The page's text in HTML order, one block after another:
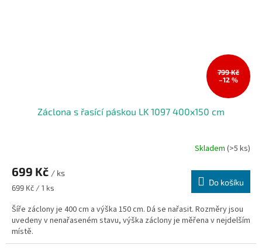
799 Kč
–12 %
Záclona s řasící páskou LK 1097 400x150 cm
Skladem (>5 ks)
699 Kč / ks
Měrná
699 Kč / 1 ks
Do košíku
Šíře záclony je 400 cm a výška 150 cm. Dá se nařasit. Rozměry jsou
uvedeny v nenařaseném stavu, výška záclony je měřena v nejdelším
místě.